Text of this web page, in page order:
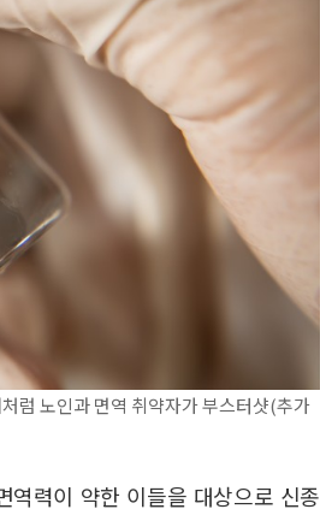
럼 노인과 면역 취약자가 부스터샷(추가
역력이 약한 이들을 대상으로 신종